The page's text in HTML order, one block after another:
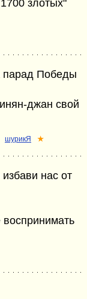
злотых"
парад Победы
джан свой
шурикЯ ★
нас от